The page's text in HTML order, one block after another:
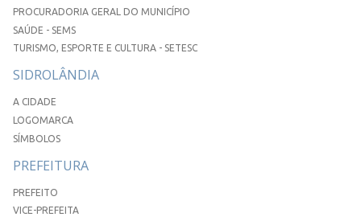
PROCURADORIA GERAL DO MUNICÍPIO
SAÚDE - SEMS
TURISMO, ESPORTE E CULTURA - SETESC
SIDROLÂNDIA
A CIDADE
LOGOMARCA
SÍMBOLOS
PREFEITURA
PREFEITO
VICE-PREFEITA